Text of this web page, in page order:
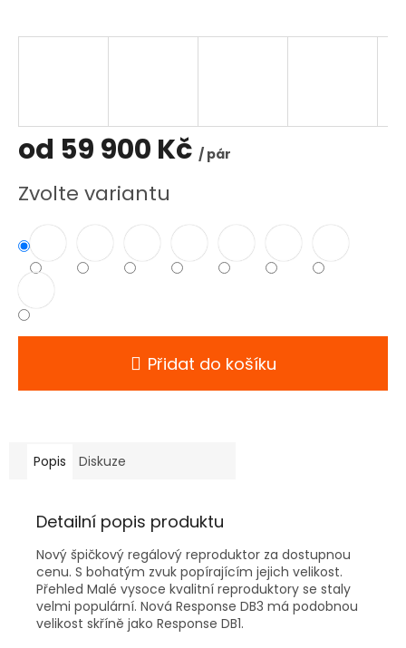
od 59 900 Kč / pár
cena:
Zvolte variantu
Přidat do košíku
Popis Diskuze
Detailní popis produktu
Nový špičkový regálový reproduktor za dostupnou
cenu. S bohatým zvuk popírajícím jejich velikost.
Přehled Malé vysoce kvalitní reproduktory se staly
velmi populární. Nová Response DB3 má podobnou
velikost skříně jako Response DB1.